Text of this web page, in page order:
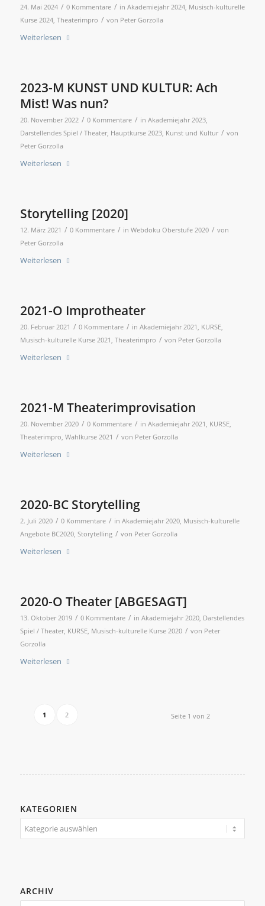
24. Mai 2024 / 0 Kommentare / in Akademiejahr 2024, Musisch-kulturelle
Kurse 2024, Theaterimpro / von Peter Gorzolla
Weiterlesen
2023-M KUNST UND KULTUR: Ach
Mist! Was nun?
20. November 2022 / 0 Kommentare / in Akademiejahr 2023,
Darstellendes Spiel / Theater, Hauptkurse 2023, Kunst und Kultur / von
Peter Gorzolla
Weiterlesen
Storytelling [2020]
12. März 2021 / 0 Kommentare / in Webdoku Oberstufe 2020 / von
Peter Gorzolla
Weiterlesen
2021-O Improtheater
20. Februar 2021 / 0 Kommentare / in Akademiejahr 2021 , KURSE,
Musisch-kulturelle Kurse 2021 , Theaterimpro / von Peter Gorzolla
Weiterlesen
2021-M Theaterimprovisation
20. November 2020 / 0 Kommentare / in Akademiejahr 2021 , KURSE,
Theaterimpro, Wahlkurse 2021 / von Peter Gorzolla
Weiterlesen
2020-BC Storytelling
2. Juli 2020 / 0 Kommentare / in Akademiejahr 2020, Musisch-kulturelle
Angebote BC2020, Storytelling / von Peter Gorzolla
Weiterlesen
2020-O Theater [ABGESAGT]
13. Oktober 2019 / 0 Kommentare / in Akademiejahr 2020, Darstellendes
Spiel / Theater, KURSE, Musisch-kulturelle Kurse 2020 / von Peter
Gorzolla
Weiterlesen
Seite 1 von 2
1 2
KATEGORIEN
Kategorien
ARCHIV